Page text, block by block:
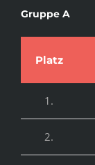
Gruppe A
Platz
1.
2.